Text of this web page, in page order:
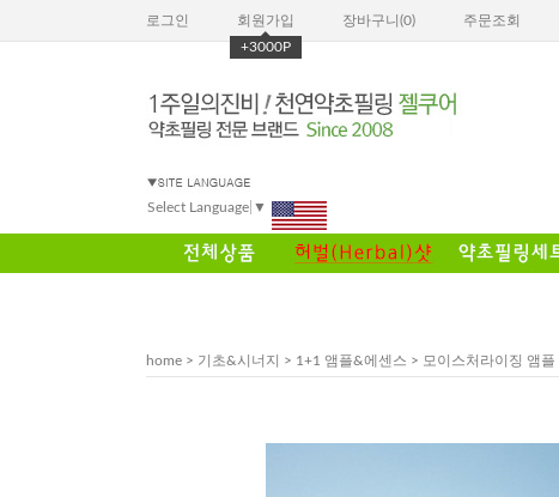
Select Language ▼
로그인 회원가입
+3000P
장바구니(0) 주문조회
home > 기초&시너지 > 1+1 앰플&에센스 > 모이스처라이징 앰플